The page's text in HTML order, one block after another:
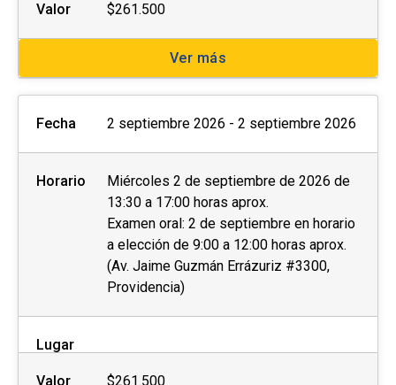
Valor $261.500
Ver más
Fecha 2 septiembre 2026 - 2 septiembre 2026
Horario
Miércoles 2 de septiembre de 2026 de
13:30 a 17:00 horas aprox.
Examen oral: 2 de septiembre en horario
a elección de 9:00 a 12:00 horas aprox.
(Av. Jaime Guzmán Errázuriz #3300,
Providencia)
Lugar
Valor $261.500